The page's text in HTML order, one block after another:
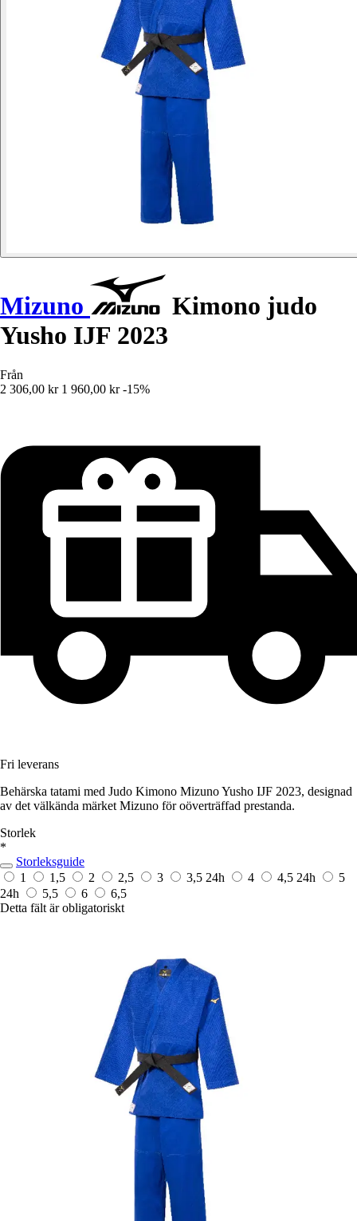
Mizuno
Kimono judo
Yusho IJF 2023
Från
2 306,00 kr 1 960,00 kr -15%
Fri leverans
Behärska tatami med Judo Kimono Mizuno Yusho IJF 2023, designad
av det välkända märket Mizuno för oöverträffad prestanda.
Storlek
*
Storleksguide
1
1,5 2 2,5 3 3,5 24h 4 4,5 24h
5
24h
5,5 6
6,5
Detta fält är obligatoriskt